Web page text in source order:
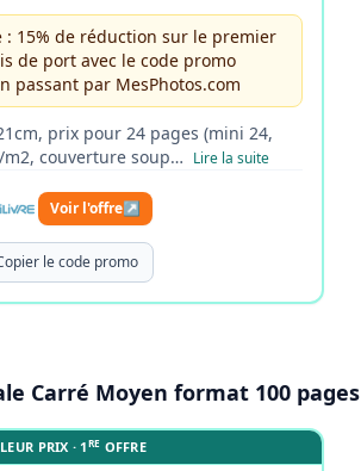
: 15% de réduction sur le premier
de port avec le code promo
passant par MesPhotos.com
prix pour 24 pages (mini 24,
couverture soup… Lire la suite
Voir l'offre↗
le code promo
Carré Moyen format 100 pages
PRIX · 1RE OFFRE